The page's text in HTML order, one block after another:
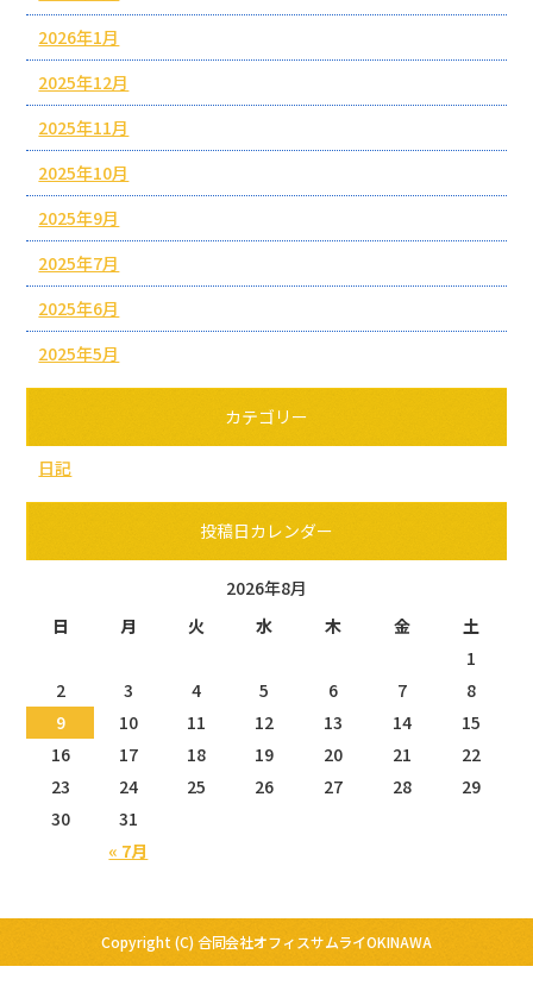
2026年1月
2025年12月
2025年11月
2025年10月
2025年9月
2025年7月
2025年6月
2025年5月
カテゴリー
日記
投稿日カレンダー
2026年8月
日
月 火 水 木 金 土
« 7月
1
2
3 4 5 6 7
8
9
10 11 12 13 14
15
16
17 18 19 20 21
22
23
24 25 26 27 28
29
30
31
Copyright (C) 合同会社オフィスサムライOKINAWA